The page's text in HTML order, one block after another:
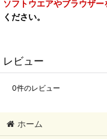
ソフトウエアやブラウザ
ください。
レビュー
0件のレビュー
ホーム